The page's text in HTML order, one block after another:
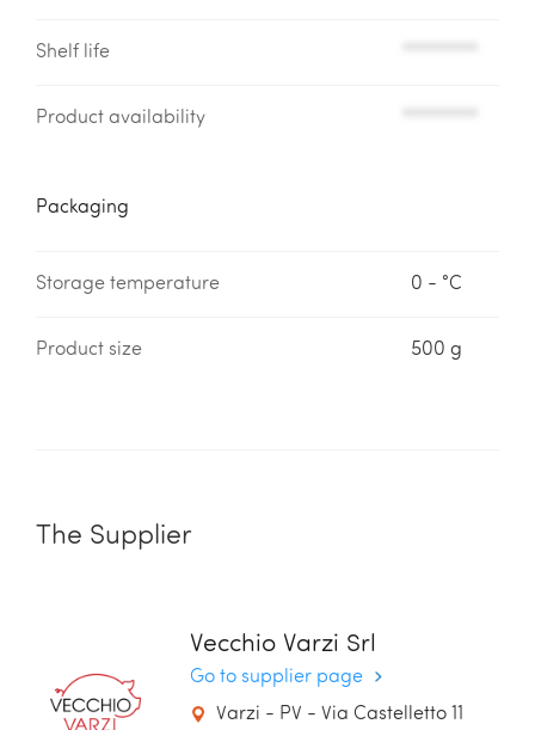
Shelf life
Product availability
Packaging
Storage temperature 0 - °C
Product size 500 g
The Supplier
Vecchio Varzi Srl
Go to supplier page
Varzi - PV - Via Castelletto 11